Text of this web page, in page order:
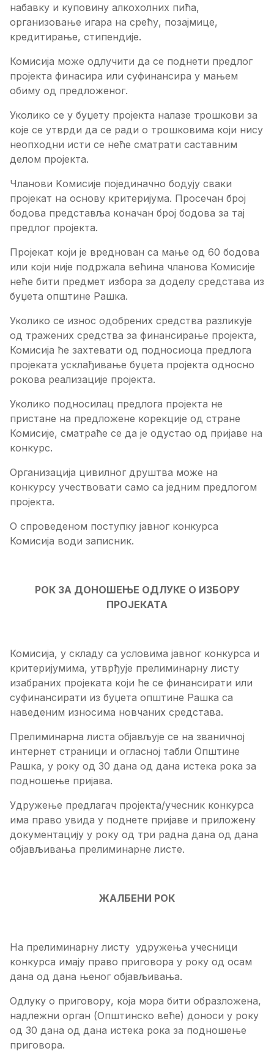
набавку и куповину алкохолних пића,
организовање игара на срећу, позајмице,
кредитирање, стипендије.
Комисија може одлучити да се поднети предлог
пројекта финасира или суфинансира у мањем
обиму од предложеног.
Уколико се у буџету пројекта налазе трошкови за
које се утврди да се ради о трошковима који нису
неопходни исти се неће сматрати саставним
делом пројекта.
Чланови Kомисије појединачно бодују сваки
пројекат на основу критеријума. Просечан број
бодова представља коначан број бодова за тај
предлог пројекта.
Пројекат који је вреднован са мање од 60 бодова
или који није подржала већина чланова Комисије
неће бити предмет избора за доделу средстава из
буџета општине Рашка.
Уколико се износ одобрених средства разликује
од тражених средства за финансирање пројекта,
Комисија ће захтевати од подносиоца предлога
пројеката усклађивање буџета пројекта односно
рокова реализације пројекта.
Уколико подносилац предлога пројекта не
пристане на предложене корекције од стране
Комисије, сматраће се да је одустао од пријаве на
конкурс.
Организација цивилног друштва може на
конкурсу учествовати само са једним предлогом
пројекта.
О спроведеном поступку јавног конкурса
Комисија води записник.
РОК ЗА ДОНОШЕЊЕ ОДЛУКЕ О ИЗБОРУ
ПРОЈЕКАТА
Комисија, у складу са условима јавног конкурса и
критеријумима, утврђује прелиминарну листу
изабраних пројеката који ће се финансирати или
суфинансирати из буџета општине Рашка са
наведеним износима новчаних средстава.
Прелиминарна листа објављује се на званичној
интернет страници и огласној табли Општине
Рашка, у року од 30 дана од дана истека рока за
подношење пријава.
Удружење предлагач пројекта/учесник конкурса
има право увида у поднете пријаве и приложену
документацију у року од три радна дана од дана
објављивања прелиминарне листе.
ЖАЛБЕНИ РОК
На прелиминарну листу удружења учесници
конкурса имају право приговора у року од осам
дана од дана њеног објављивања.
Одлуку о приговору, која мора бити образложена,
надлежни орган (Општинско веће) доноси у року
од 30 дана од дана истека рока за подношење
приговора.